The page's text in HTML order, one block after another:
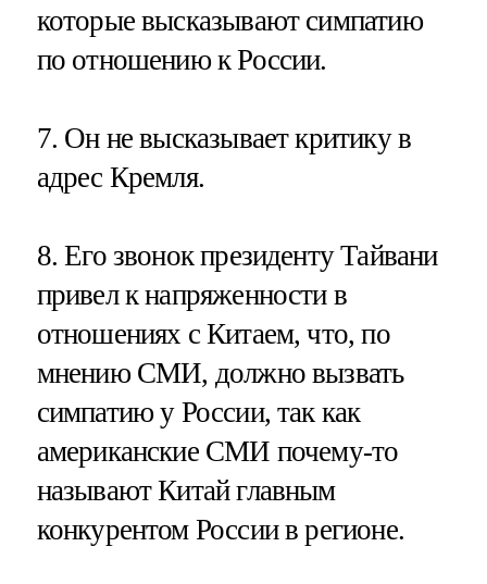
которые высказывают симпатию
по отношению к России.
7. Он не высказывает критику в
адрес Кремля.
8. Его звонок президенту Тайвани
привел к напряженности в
отношениях с Китаем, что, по
мнению СМИ, должно вызвать
симпатию у России, так как
американские СМИ почему-то
называют Китай главным
конкурентом России в регионе.